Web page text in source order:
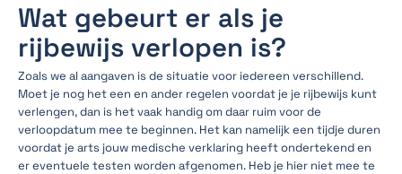
Wat gebeurt er als je
rijbewijs verlopen is?
Zoals we al aangaven is de situatie voor iedereen verschillend.
Moet je nog het een en ander regelen voordat je je rijbewijs kunt
verlengen, dan is het vaak handig om daar ruim voor de
verloopdatum mee te beginnen. Het kan namelijk een tijdje duren
voordat je arts jouw medische verklaring heeft ondertekend en
er eventuele testen worden afgenomen. Heb je hier niet mee te